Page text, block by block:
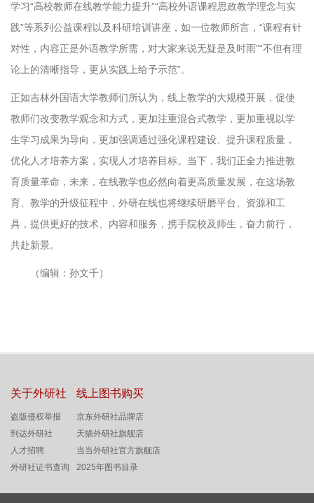
学习“高校教师在线教学能力提升”“高校外语课程思政教学理念与实
践”等系列公益课程以及科研培训讲座，如一位教师所言，“课程有针
对性，内容正是外语教学所需，对大家来说无疑是及时雨”“不但有理
论上的清晰指导，更从实践上给予示范”。
正如吉林外国语大学教师们所认为，线上教学的大规模开展，促使
教师们改变教学观念和方式，更加注重混合式教学，更加重视以学
生学习成果为导向，更加强调通过强化课程建设、提升课程质量，
优化人才培养方案，实现人才培养目标。当下，我们正全力推进教
育质量革命，未来，在线教学也必然向着更高质量发展，在这场教
育、教学的升级征程中，外研在线也将继续研磨平台、资源和工
具，提供更好的技术、内容和服务，携手院校及师生，奋力前行，
共赴新景。
（编辑：孙文千）
关于外研社
盗版侵权举报
到达外研社
人才招聘
外研社证书查询
线上图书购买
京东外研社品牌店
天猫外研社旗舰店
当当外研社官方旗舰店
2025年图书目录